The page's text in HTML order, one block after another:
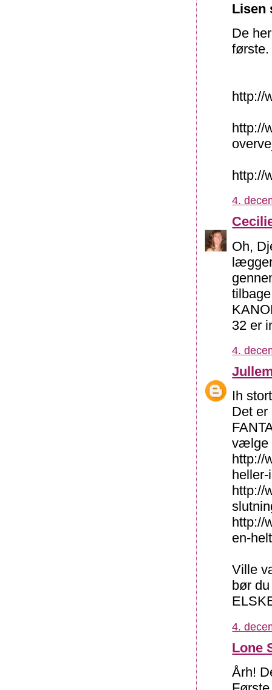
Lisen
De
første.
http://
http://
http://
4.
Oh,
32 er
4.
Ih
Det er
vælge
http://
http://
http://
en-
Ville
bør
4.
Lone
Årh!